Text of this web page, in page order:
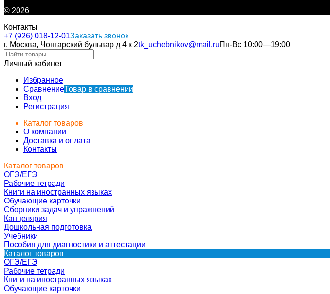
© 2026
Контакты
+7 (926) 018-12-01Заказать звонок
г. Москва, Чонгарский бульвар д 4 к 2tk_uchebnikov@mail.ruПн-Вс 10:00—19:00
Личный кабинет
Избранное
СравнениеТовар в сравнении
Вход
Регистрация
Каталог товаров
О компании
Доставка и оплата
Контакты
Каталог товаров
ОГЭ/ЕГЭ
Рабочие тетради
Книги на иностранных языках
Обучающие карточки
Сборники задач и упражнений
Канцелярия
Дошкольная подготовка
Учебники
Пособия для диагностики и аттестации
Каталог товаров
ОГЭ/ЕГЭ
Рабочие тетради
Книги на иностранных языках
Обучающие карточки